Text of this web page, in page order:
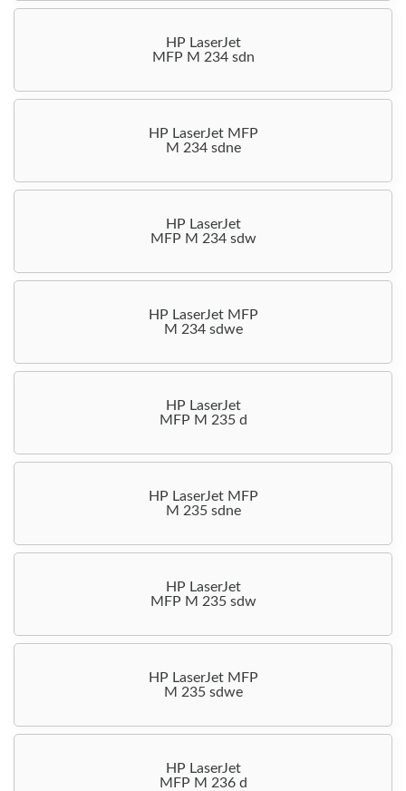
HP LaserJet
MFP M 234 sdn
HP LaserJet MFP
M 234 sdne
HP LaserJet
MFP M 234 sdw
HP LaserJet MFP
M 234 sdwe
HP LaserJet
MFP M 235 d
HP LaserJet MFP
M 235 sdne
HP LaserJet
MFP M 235 sdw
HP LaserJet MFP
M 235 sdwe
HP LaserJet
MFP M 236 d